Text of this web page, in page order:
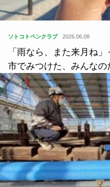
ソトコトペンクラブ 2026.06.08
「雨なら、また来月ね
市でみつけた、みんなの